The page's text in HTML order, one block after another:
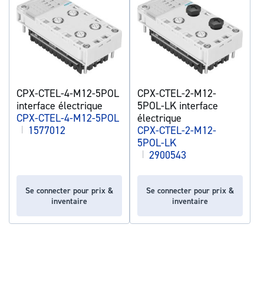
CPX-CTEL-4-M12-5POL
interface électrique
CPX-CTEL-4-M12-5POL
| 1577012
Se connecter pour prix &
inventaire
CPX-CTEL-2-M12-
5POL-LK interface
électrique
CPX-CTEL-2-M12-
5POL-LK
| 2900543
Se connecter pour prix &
inventaire